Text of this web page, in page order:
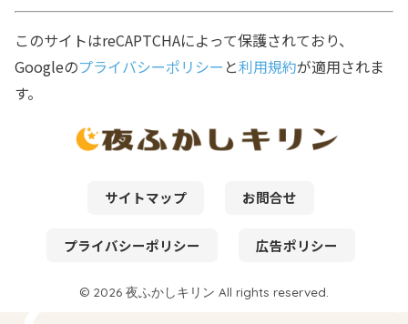
このサイトはreCAPTCHAによって保護されており、
Googleのプライバシーポリシー と利用規約が適用されま
す。
サイトマップ お問合せ
プライバシーポリシー 広告ポリシー
© 2026 夜ふかしキリン All rights reserved.